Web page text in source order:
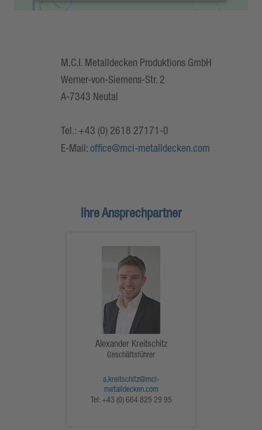
powered by
M.C.I. Metalldecken Produktions GmbH
Werner-von-Siemens-Str. 2
A-7343 Neutal
Tel.: +43 (0) 2618 27171-0
E-Mail: office@mci-metalldecken.com
Ihre Ansprechpartner
Alexander Kreitschitz
Geschäftsführer
a.kreitschitz@mci-
metalldecken.com
Tel: +43 (0) 664 825 29 95